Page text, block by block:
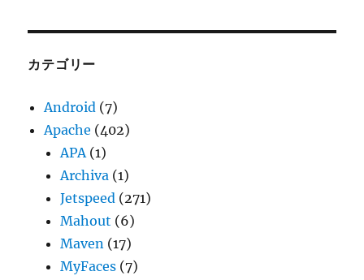
ブ
カテゴリー
Android (7)
Apache (402)
APA(1)
Archiva (1)
Jetspeed (271)
Mahout (6)
Maven (17)
MyFaces (7)